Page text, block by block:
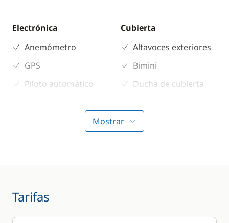
Electrónica
Anemómetro
GPS
Piloto automático
Cubierta
Altavoces exteriores
Bimini
Ducha de cubierta
Molinete eléctrico
ancla
Mostrar
Tarifas